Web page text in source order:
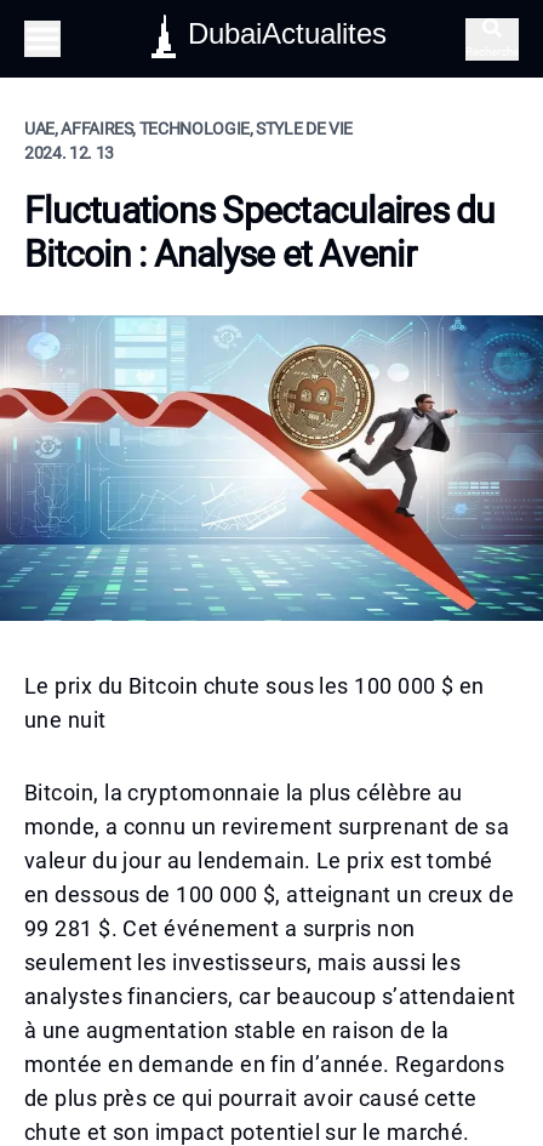
DubaiActualites
UAE, AFFAIRES, TECHNOLOGIE, STYLE DE VIE
2024. 12. 13
Fluctuations Spectaculaires du
Bitcoin : Analyse et Avenir
Le prix du Bitcoin chute sous les 100 000 $ en
une nuit
Bitcoin, la cryptomonnaie la plus célèbre au
monde, a connu un revirement surprenant de sa
valeur du jour au lendemain. Le prix est tombé
en dessous de 100 000 $, atteignant un creux de
99 281 $. Cet événement a surpris non
seulement les investisseurs, mais aussi les
analystes financiers, car beaucoup s’attendaient
à une augmentation stable en raison de la
montée en demande en fin d’année. Regardons
de plus près ce qui pourrait avoir causé cette
chute et son impact potentiel sur le marché.